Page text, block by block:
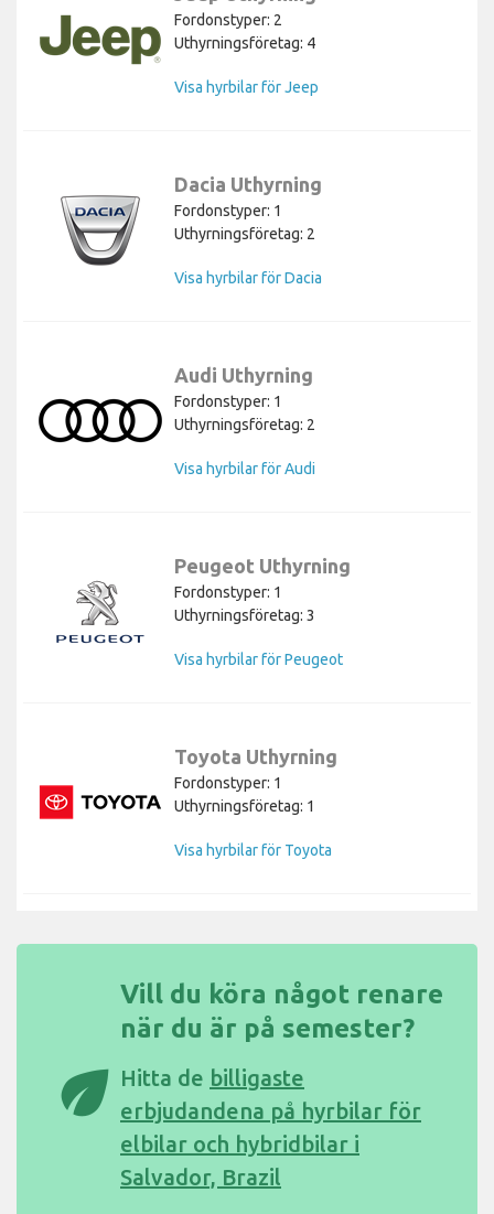
Fordonstyper: 2
Uthyrningsföretag: 4
Visa hyrbilar för Jeep
Dacia Uthyrning
Fordonstyper: 1
Uthyrningsföretag: 2
Visa hyrbilar för Dacia
Audi Uthyrning
Fordonstyper: 1
Uthyrningsföretag: 2
Visa hyrbilar för Audi
Peugeot Uthyrning
Fordonstyper: 1
Uthyrningsföretag: 3
Visa hyrbilar för Peugeot
Toyota Uthyrning
Fordonstyper: 1
Uthyrningsföretag: 1
Visa hyrbilar för Toyota
eco
Vill du köra något renare
när du är på semester?
Hitta de billigaste
erbjudandena på hyrbilar för
elbilar och hybridbilar i
Salvador, Brazil